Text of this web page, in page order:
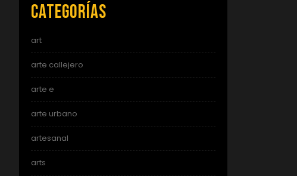
Categorías
art
arte callejero
arte e
arte urbano
artesanal
arts